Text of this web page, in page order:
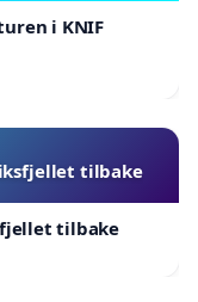
kjøretøy
og
i KNIF
tilbake
tilbake